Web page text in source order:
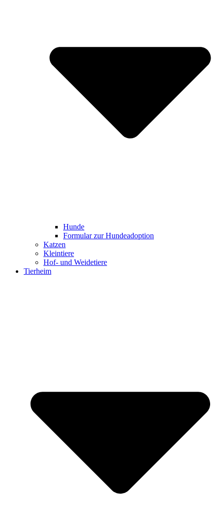
Hunde
Formular zur Hundeadoption
Katzen
Kleintiere
Hof- und Weidetiere
Tierheim